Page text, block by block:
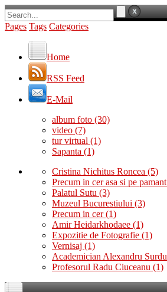
Pages Tags Categories
Home
RSS Feed
E-Mail
album foto (30)
video (7)
tur virtual (1)
Sapanta (1)
Cristina Nichitus Roncea (5)
Precum in cer asa si pe pamant
Palatul Sutu (3)
Muzeul Bucurestiului (3)
Precum in cer(1)
Amir Heidarkhodaee (1)
Expozitie de Fotografie (1)
Vernisaj (1)
Academician Alexandru Surdu
Profesorul Radu Ciuceanu (1)